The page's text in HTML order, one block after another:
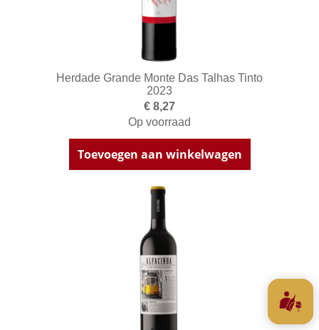
Herdade Grande Monte Das Talhas Tinto
2023
€ 8,27
Op voorraad
Toevoegen aan winkelwagen